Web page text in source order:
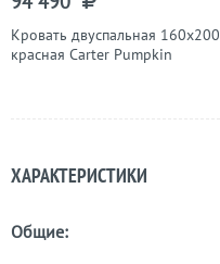
ХАРАКТЕРИСТИКИ
Общие:
Кровать двуспальная 160х200
красная Carter Pumpkin